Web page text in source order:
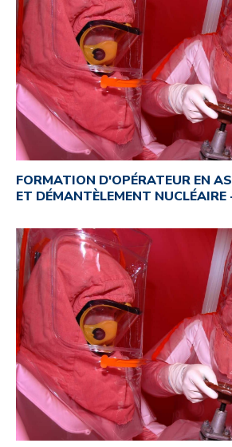
FORMATION D'OPÉRATEUR EN
ET DÉMANTÈLEMENT NUCLÉAIRE